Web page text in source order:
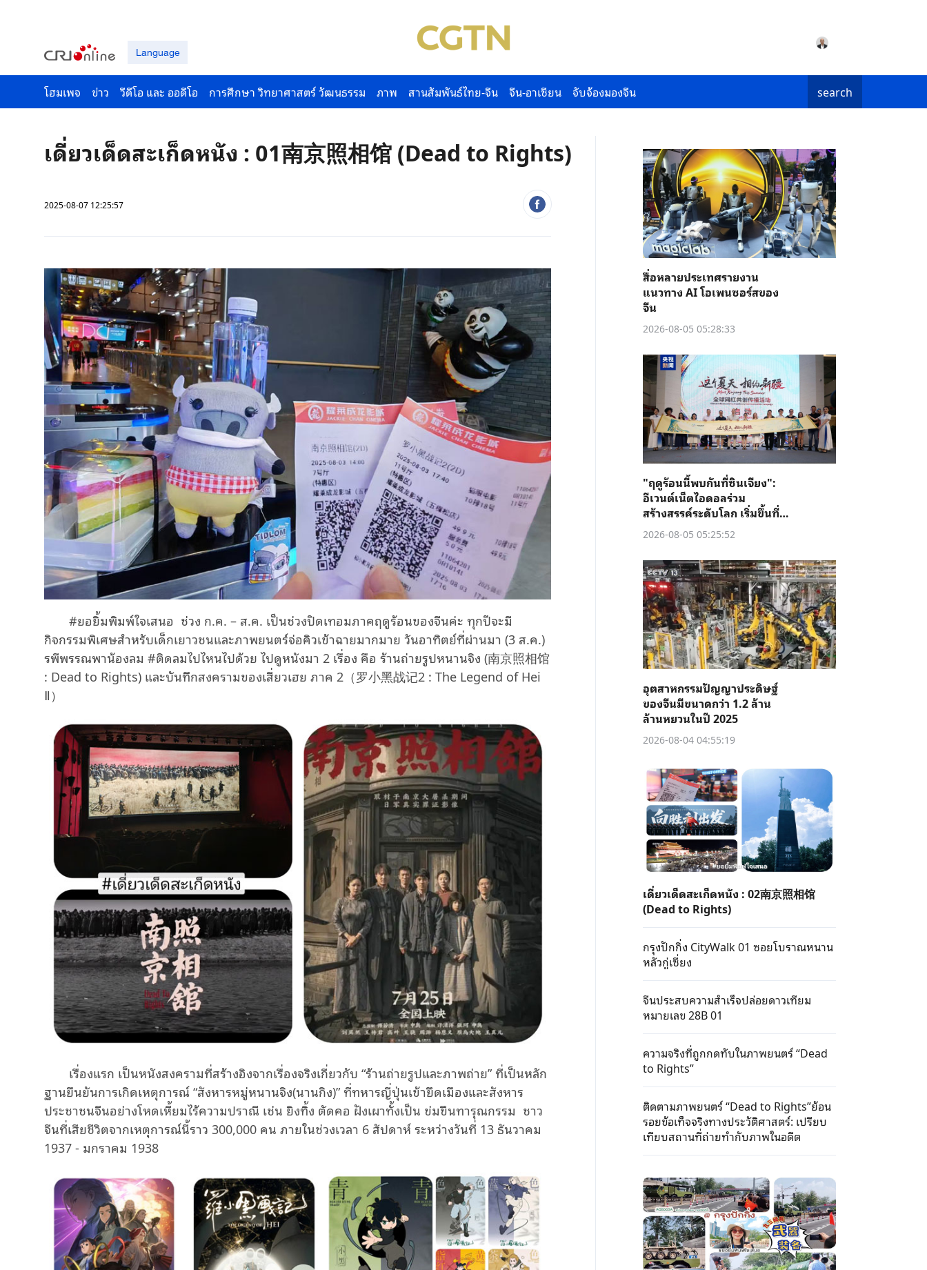
Language
โฮมเพจ ข่าว วีดีโอ และ ออดีโอ การศึกษา วิทยาศาสตร์ วัฒนธรรม ภาพ สานสัมพันธ์ไทย-จีน จีน-อาเซียน จับจ้องมองจีน search
เดี่ยวเด็ดสะเก็ดหนัง : 01南京照相馆 (Dead to Rights)
2025-08-07 12:25:57
#ยอยิ้มพิมพ์ใจเสนอ ช่วง ก.ค. – ส.ค. เป็นช่วงปิดเทอมภาคฤดูร้อนของจีนค่ะ ทุกปีจะมี
กิจกรรมพิเศษสำหรับเด็กเยาวชนและภาพยนตร์จ่อคิวเข้าฉายมากมาย วันอาทิตย์ที่ผ่านมา (3 ส.ค.)
รพีพรรณพาน้องลม #ติดลมไปไหนไปด้วย ไปดูหนังมา 2 เรื่อง คือ ร้านถ่ายรูปหนานจิง (南京照相馆
: Dead to Rights) และบันทึกสงครามของเสี่ยวเฮย ภาค 2（罗小黑战记2 : The Legend of Hei
Ⅱ）
เรื่องแรก เป็นหนังสงครามที่สร้างอิงจากเรื่องจริงเกี่ยวกับ “ร้านถ่ายรูปและภาพถ่าย” ที่เป็นหลัก
ฐานยืนยันการเกิดเหตุการณ์ “สังหารหมู่หนานจิง(นานกิง)” ที่ทหารญี่ปุ่นเข้ายึดเมืองและสังหาร
ประชาชนจีนอย่างโหดเหี้ยมไร้ความปราณี เช่น ยิงทิ้ง ตัดคอ ฝังเผาทั้งเป็น ข่มขืนทารุณกรรม ชาว
จีนที่เสียชีวิตจากเหตุการณ์นี้ราว 300,000 คน ภายในช่วงเวลา 6 สัปดาห์ ระหว่างวันที่ 13 ธันวาคม
1937 - มกราคม 1938
สื่อหลายประเทศรายงาน
แนวทาง AI โอเพนซอร์สของ
จีน
2026-08-05 05:28:33
"ฤดูร้อนนี้พบกันที่ซินเจียง":
อีเวนต์เน็ตไอดอลร่วม
สร้างสรรค์ระดับโลก เริ่มขึ้นที่คู่
เชอ
2026-08-05 05:25:52
อุตสาหกรรมปัญญาประดิษฐ์
ของจีนมีขนาดกว่า 1.2 ล้าน
ล้านหยวนในปี 2025
2026-08-04 04:55:19
เดี่ยวเด็ดสะเก็ดหนัง : 02南京照相馆
(Dead to Rights)
กรุงปักกิ่ง CityWalk 01 ซอยโบราณหนาน
หลัวกู่เซี่ยง
จีนประสบความสําเร็จปล่อยดาวเทียม
หมายเลข 28B 01
ความจริงที่ถูกกดทับในภาพยนตร์ “Dead
to Rights”
ติดตามภาพยนตร์ “Dead to Rights”ย้อน
รอยข้อเท็จจริงทางประวัติศาสตร์: เปรียบ
เทียบสถานที่ถ่ายทำกับภาพในอดีต